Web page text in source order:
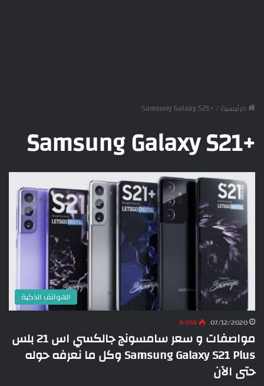
الرئيسية/
+Samsung Galaxy S21
+Samsung Galaxy S21
الهواتف الذكية
07/12/2020 8٬958
مواصفات و سعر سامسونج جالكسي اس 21 بلس
Samsung Galaxy S21 Plus وكل ما نعرفه حوله
حتى الآن